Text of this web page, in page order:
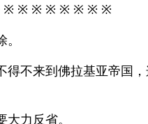
※ ※ ※ ※ ※ ※ ※
不来到佛拉基亚帝国
力反省。